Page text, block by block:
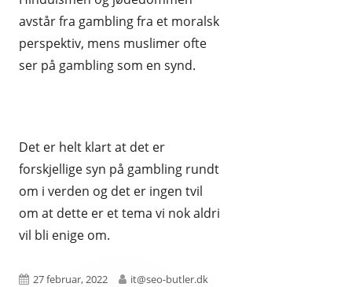
avstår fra gambling fra et moralsk
perspektiv, mens muslimer ofte
ser på gambling som en synd.
Det er helt klart at det er
forskjellige syn på gambling rundt
om i verden og det er ingen tvil
om at dette er et tema vi nok aldri
vil bli enige om.
Publisert
27 februar, 2022 Forfatter
it@seo-butler.dk